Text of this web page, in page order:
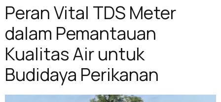
Peran Vital TDS Meter
dalam Pemantauan
Kualitas Air untuk
Budidaya Perikanan